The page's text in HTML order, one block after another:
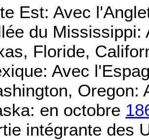
Est: Avec
du
Floride,
Avec
Oregon:
en octobre
intégrante des